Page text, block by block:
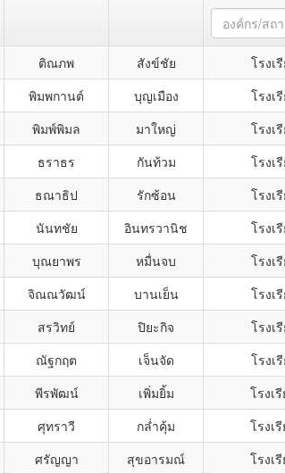
องค์กร/สถ
ติณภพ สังข์ชัย โรงเ
พิมพกานต์ บุญเมือง โรงเ
พิมพ์พิมล มาใหญ่ โรงเ
ธราธร กันท้วม โรงเ
ธณาธิป รักซ้อน โรงเ
นันทชัย อินทรวานิช โรงเ
บุณยาพร หมื่นจบ โรงเ
จิณณวัฒน์ บานเย็น โรงเ
สรวิทย์ ปิยะกิจ โรงเ
ณัฐกฤต เจ็นจัด โรงเ
พีรพัฒน์ เพิ่มยิ้ม โรงเ
ศุทราวี กล่ำคุ้ม โรงเ
ศรัญญา สุขอารมณ์ โรงเ